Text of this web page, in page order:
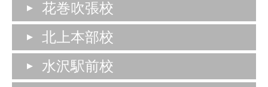
花巻吹張校
北上本部校
水沢駅前校